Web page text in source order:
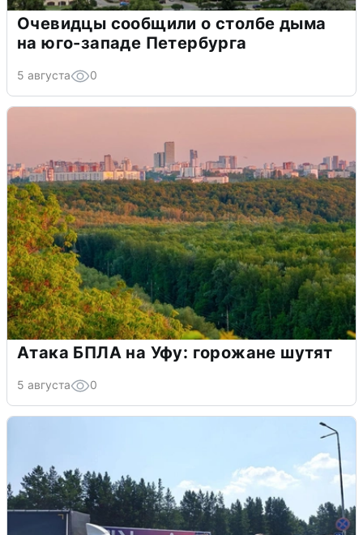
Очевидцы сообщили о столбе дыма
на юго-западе Петербурга
5 августа 0
Атака БПЛА на Уфу: горожане шутят
5 августа 0